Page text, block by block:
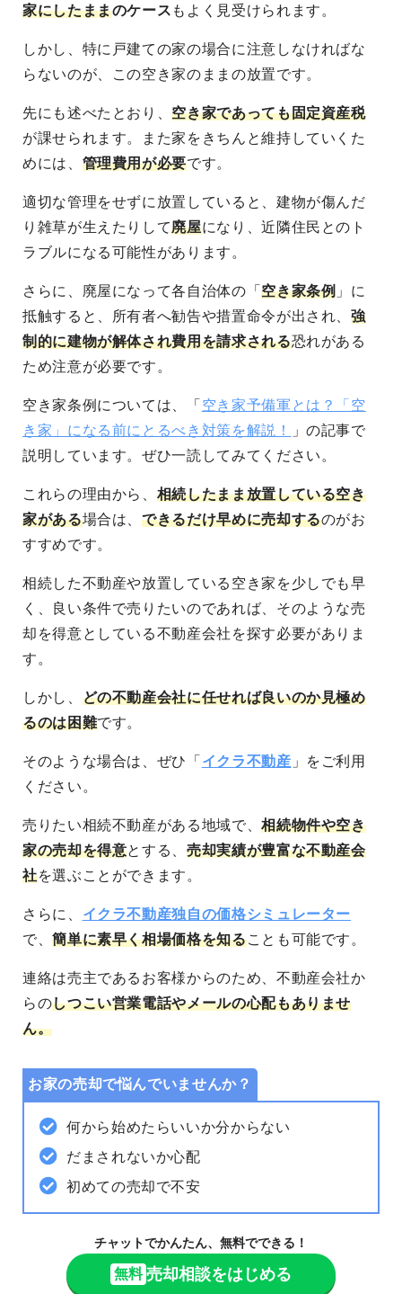
家にしたままのケース もよく見受けられます。
しかし、特に戸建ての家の場合に注意しなければな
らないのが、この空き家のままの放置です。
先にも述べたとおり、空き家であっても固定資産税
が課せられます。また家をきちんと維持していくた
めには、 管理費用が必要です。
適切な管理をせずに放置していると、建物が傷んだ
り雑草が生えたりして廃屋になり、近隣住民とのト
ラブルになる可能性があります。
さらに、廃屋になって各自治体の「空き家条例 」に
抵触すると、
所有者へ勧告や措置命令が出され、強
制的に建物が解体され費用を請求される恐れがある
ため注意が必要です。
空き家条例については、「 空き家予備軍とは？「空
き家」になる前にとるべき対策を解説！
」の記事で
説明しています。ぜひ一読してみてください。
これらの理由から、 相続したまま放置している空き
家がある場合は、できるだけ早めに売却するのがお
すすめです。
相続した不動産や放置している空き家を少しでも早
く、良い条件で売りたいのであれば、そのような売
却を得意としている不動産会社を探す必要がありま
す。
しかし、 どの不動産会社に任せれば良いのか見極め
るのは困難です。
そのような場合は、ぜひ「 イクラ不動産 」をご利用
ください。
売りたい相続不動産がある地域で、相続物件や空き
家の売却を得意とする、売却実績が豊富な不動産会
社を選ぶことができます。
さらに、 イクラ不動産独自の価格シミュレーター
で、簡単に素早く相場価格を知ることも可能です。
連絡は売主であるお客様からのため、不動産会社か
らのしつこい営業電話やメールの心配もありませ
ん。
お家の売却で悩んでいませんか？
何から始めたらいいか分からない
だまされないか心配
初めての売却で不安
チャットでかんたん、無料でできる！
無料 売却相談をはじめる